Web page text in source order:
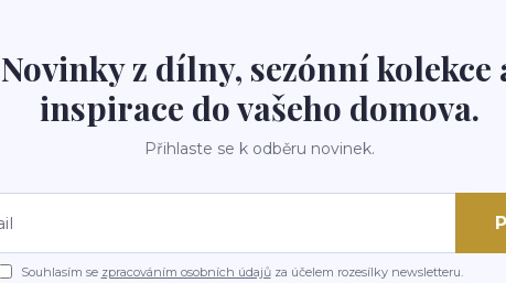
Novinky z dílny, sezónní kolekce
inspirace do vašeho domova.
Přihlaste se k odběru novinek.
Souhlasím se zpracováním osobních údajůza účelem rozesílky newsletteru.